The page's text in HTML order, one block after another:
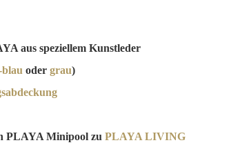
aus speziellem Kunstleder
odergrau)
PLAYA Minipool zuPLAYA LIVING